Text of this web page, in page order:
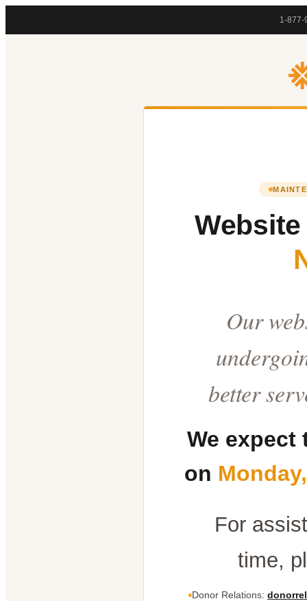
1-877-
Our
better
We expect
on
For
time,
Donor Relations: